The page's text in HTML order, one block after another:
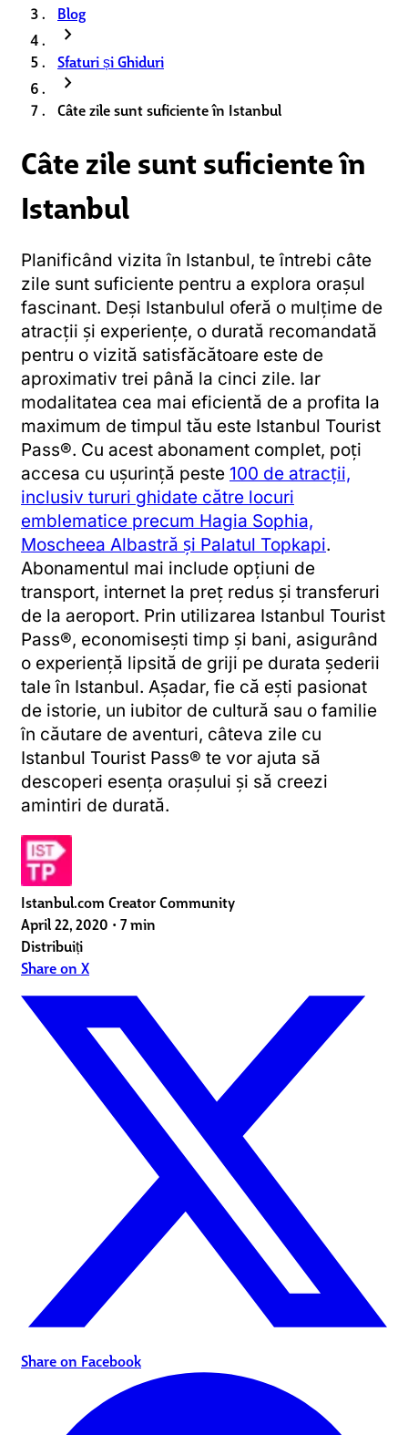
Blog
chevron_right
Sfaturi și Ghiduri
chevron_right
Câte zile sunt suficiente în Istanbul
Câte zile sunt suficiente în
Istanbul
Planificând vizita în Istanbul, te întrebi câte
zile sunt suficiente pentru a explora orașul
fascinant. Deși Istanbulul oferă o mulțime de
atracții și experiențe, o durată recomandată
pentru o vizită satisfăcătoare este de
aproximativ trei până la cinci zile. Iar
modalitatea cea mai eficientă de a profita la
maximum de timpul tău este Istanbul Tourist
Pass®. Cu acest abonament complet, poți
accesa cu ușurință peste 100 de atracții,
inclusiv tururi ghidate către locuri
emblematice precum Hagia Sophia,
Moscheea Albastră și Palatul Topkapi.
Abonamentul mai include opțiuni de
transport, internet la preț redus și transferuri
de la aeroport. Prin utilizarea Istanbul Tourist
Pass®, economisești timp și bani, asigurând
o experiență lipsită de griji pe durata șederii
tale în Istanbul. Așadar, fie că ești pasionat
de istorie, un iubitor de cultură sau o familie
în căutare de aventuri, câteva zile cu
Istanbul Tourist Pass® te vor ajuta să
descoperi esența orașului și să creezi
amintiri de durată.
Istanbul.com Creator Community
April 22, 2020 • 7 min
Distribuiți
Share on X
Share on Facebook